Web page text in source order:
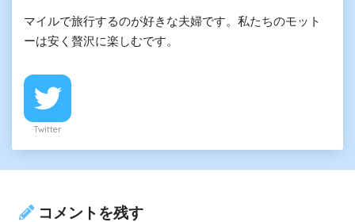
マイルで旅行するのが好きな夫婦です。私たちのモット
ーは安く贅沢に楽しむです。
Twitter
コメントを残す